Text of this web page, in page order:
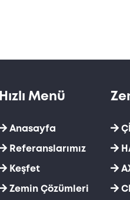
Hızlı Menü
Anasayfa
Referanslarımız
Keşfet
Zemin Çözümleri